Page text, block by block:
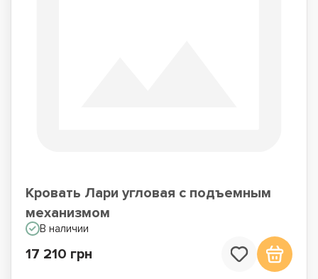
Кровать Лари угловая с подъемным
механизмом
В наличии
17 210 грн